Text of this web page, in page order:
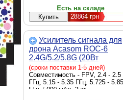
Есть на складе
28864грн
Усилитель сигнала для
дрона Acasom ROC-6
2.4G/5.2/5.8G (20Вт
5000mAh/
штативу (ROC-6 Green)
(сроки поставки 1-5 дней)
Совместимость - FPV, 2.4 - 2.5
ГГц, 5.15 - 5.35 ГГц, 5.725 -
ГГц, 5000 мАч, 2 кг